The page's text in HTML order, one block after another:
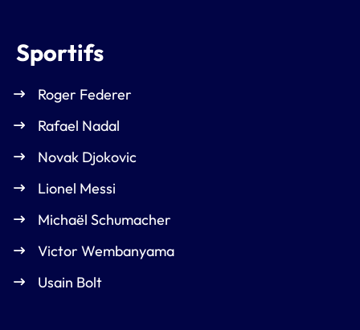
Sportifs
Roger Federer
Rafael Nadal
Novak Djokovic
Lionel Messi
Michaël Schumacher
Victor Wembanyama
Usain Bolt